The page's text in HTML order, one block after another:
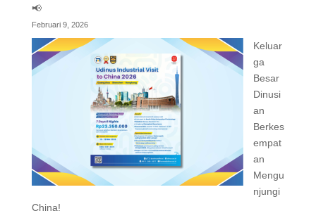
📢
Februari 9, 2026
Keluar
ga
Besar
Dinusi
an
Berkes
empat
an
Mengu
njungi
China!